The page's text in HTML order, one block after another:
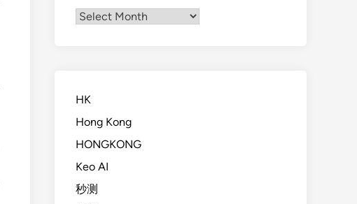
Archives
HK
Hong Kong
HONGKONG
Keo AI
秒测